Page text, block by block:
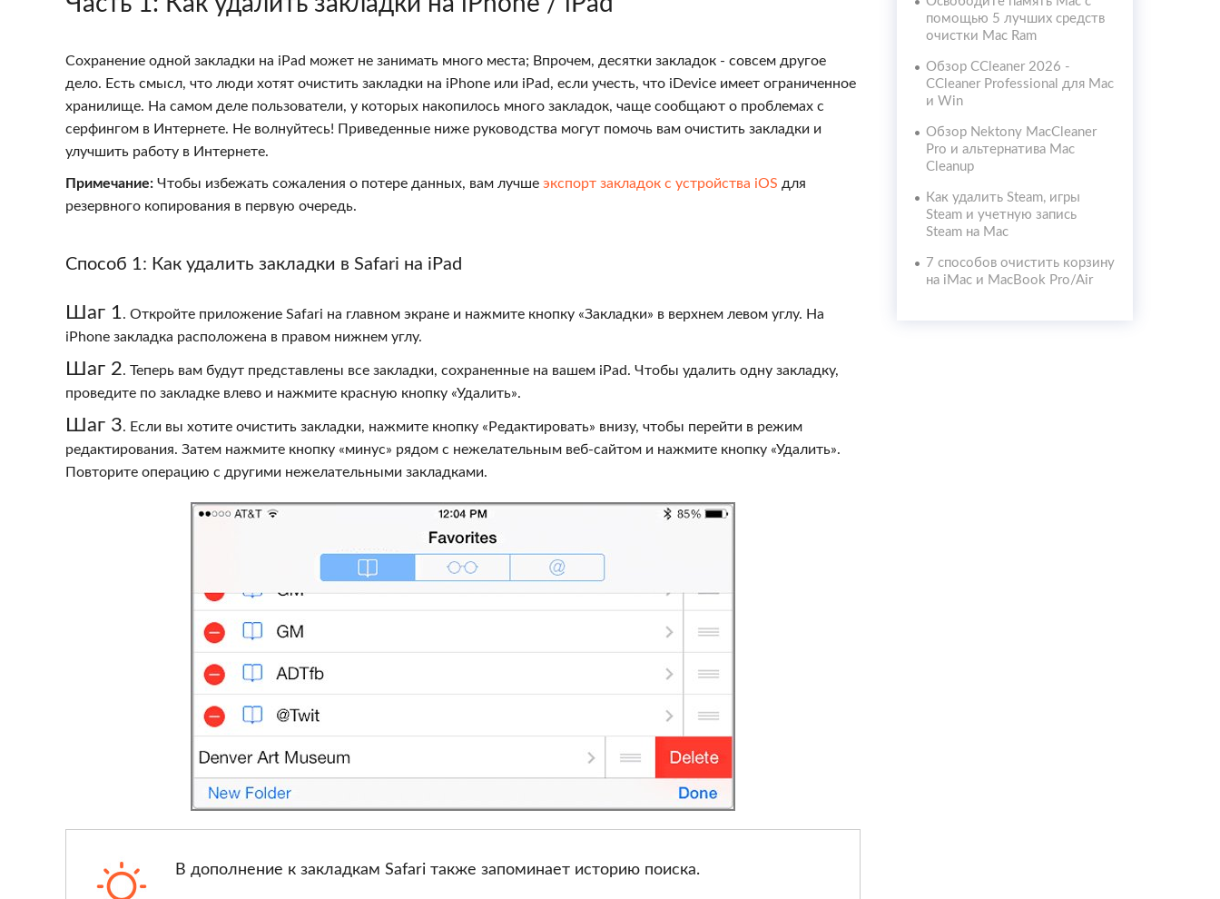
Сохранение одной закладки на iPad может не занимать много места; Впрочем, десятки закладок - совсем другое
дело. Есть смысл, что люди хотят очистить закладки на iPhone или iPad, если учесть, что iDevice имеет ограниченное
хранилище. На самом деле пользователи, у которых накопилось много закладок, чаще сообщают о проблемах с
серфингом в Интернете. Не волнуйтесь! Приведенные ниже руководства могут помочь вам очистить закладки и
улучшить работу в Интернете.
Примечание: Чтобы избежать сожаления о потере данных, вам лучше экспорт закладок с устройства iOS для
резервного копирования в первую очередь.
Способ 1: Как удалить закладки в Safari на iPad
Шаг 1. Откройте приложение Safari на главном экране и нажмите кнопку «Закладки» в верхнем левом углу. На
iPhone закладка расположена в правом нижнем углу.
Шаг 2. Теперь вам будут представлены все закладки, сохраненные на вашем iPad. Чтобы удалить одну закладку,
проведите по закладке влево и нажмите красную кнопку «Удалить».
Шаг 3. Если вы хотите очистить закладки, нажмите кнопку «Редактировать» внизу, чтобы перейти в режим
редактирования. Затем нажмите кнопку «минус» рядом с нежелательным веб-сайтом и нажмите кнопку «Удалить».
Повторите операцию с другими нежелательными закладками.
В дополнение к закладкам Safari также запоминает историю поиска.
помощью 5 лучших средств
очистки Mac Ram
Обзор CCleaner 2026 -
CCleaner Professional для Mac
и Win
Обзор Nektony MacCleaner
Pro и альтернатива Mac
Cleanup
Как удалить Steam, игры
Steam и учетную запись
Steam на Mac
7 способов очистить корзину
на iMac и MacBook Pro/Air